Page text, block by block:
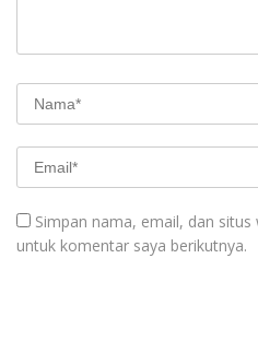
Simpan nama, email, dan
untuk komentar saya berikutnya.